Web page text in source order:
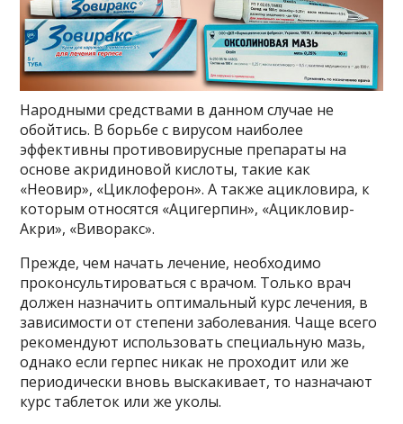
Народными средствами в данном случае не
обойтись. В борьбе с вирусом наиболее
эффективны противовирусные препараты на
основе акридиновой кислоты, такие как
«Неовир», «Циклоферон». А также ацикловира, к
которым относятся «Ацигерпин», «Ацикловир-
Акри», «Виворакс».
Прежде, чем начать лечение, необходимо
проконсультироваться с врачом. Только врач
должен назначить оптимальный курс лечения, в
зависимости от степени заболевания. Чаще всего
рекомендуют использовать специальную мазь,
однако если герпес никак не проходит или же
периодически вновь выскакивает, то назначают
курс таблеток или же уколы.